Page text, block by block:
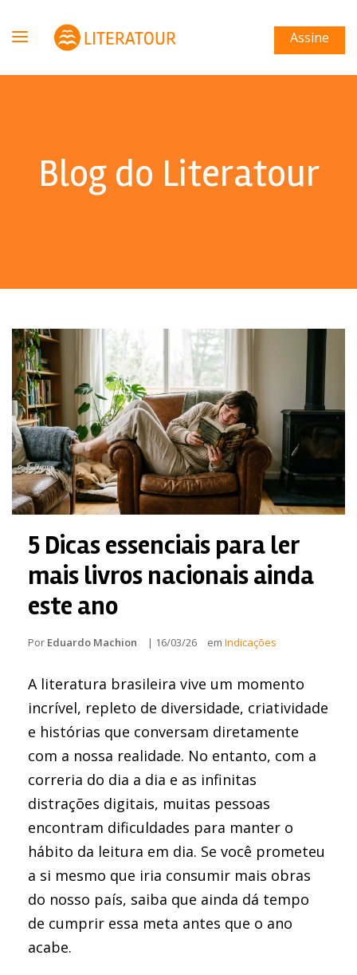
Assine
Blog do Literatour
5 Dicas essenciais para ler
mais livros nacionais ainda
este ano
Por Eduardo Machion | 16/03/26 em Indicações
A literatura brasileira vive um momento
incrível, repleto de diversidade, criatividade
e histórias que conversam diretamente
com a nossa realidade. No entanto, com a
correria do dia a dia e as infinitas
distrações digitais, muitas pessoas
encontram dificuldades para manter o
hábito da leitura em dia. Se você prometeu
a si mesmo que iria consumir mais obras
do nosso país, saiba que ainda dá tempo
de cumprir essa meta antes que o ano
acabe.